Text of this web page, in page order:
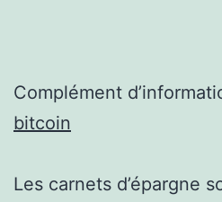
Complément
bitcoin
Les carnets d’épargne